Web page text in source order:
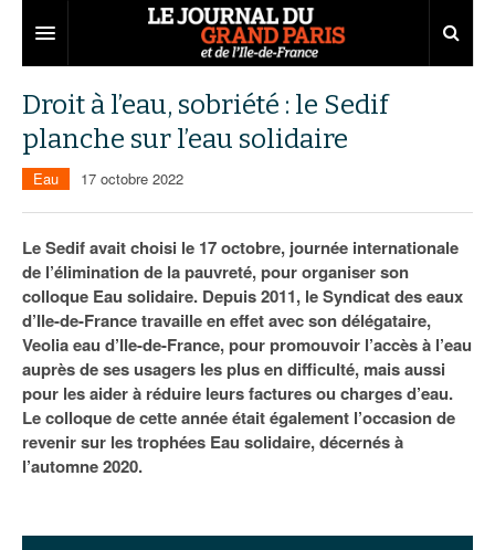
Grand Paris
Territoires
Aménagement
Institutions
Services urbains
Entreprises
Emploi
Attractivité
Innovation
Marchés publics
75
77
78
92
Carnet
Nominations
Portraits
Les Assises du Grand Paris
Éditions précédentes
Le podcast
Lire les résumés
Droit à l’eau, sobriété : le Sedif
planche sur l’eau solidaire
Eau 17 octobre 2022
Le Sedif avait choisi le 17 octobre, journée internationale
de l’élimination de la pauvreté, pour organiser son
colloque Eau solidaire. Depuis 2011, le Syndicat des eaux
d’Ile-de-France travaille en effet avec son délégataire,
Veolia eau d’Ile-de-France, pour promouvoir l’accès à l’eau
auprès de ses usagers les plus en difficulté, mais aussi
pour les aider à réduire leurs factures ou charges d’eau.
Le colloque de cette année était également l’occasion de
revenir sur les trophées Eau solidaire, décernés à
l’automne 2020.